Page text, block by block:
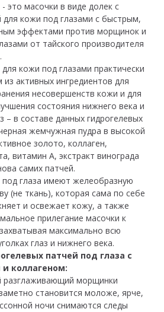
это масочки в виде долек с
для кожи под глазами с быстрым,
эффектами против морщинок и
от тайского производителя
кожи под глазами практически
активных ингредиентов для
несовершенств кожи и для
состояния нижнего века и
– в составе данных гидрогелевых
жемчужная пудра в высокой
золото, коллаген,
витамин А, экстракт винограда
самих патчей.
под глаза имеют желеобразную
(не ткань), которая сама по себе
и освежает кожу, а также
прилегание масочки к
максимально всю
глаз и нижнего века.
патчей под глаза с
коллагеном:
разглаживающий морщинки
становится моложе, ярче,
ночи снимаются следы